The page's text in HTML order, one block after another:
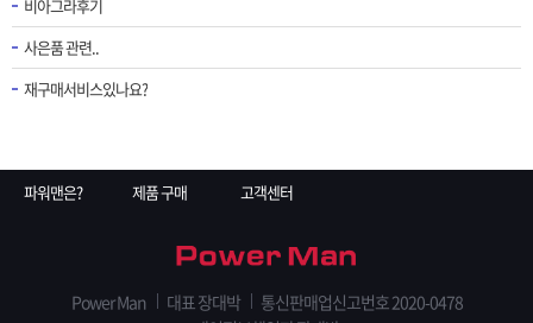
비아그라후기
사은품 관련..
재구매서비스있나요?
파워맨은? 제품 구매 고객센터
Power Man 대표 장대박
통신판매업신고번호 2020-0478